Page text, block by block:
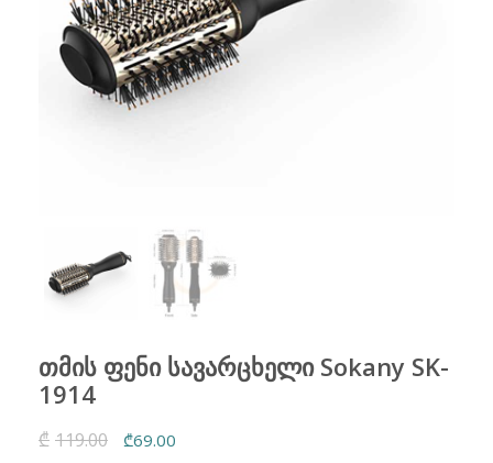
თმის ფენი სავარცხელი Sokany SK-
1914
₾ 119.00
Original
₾69.00